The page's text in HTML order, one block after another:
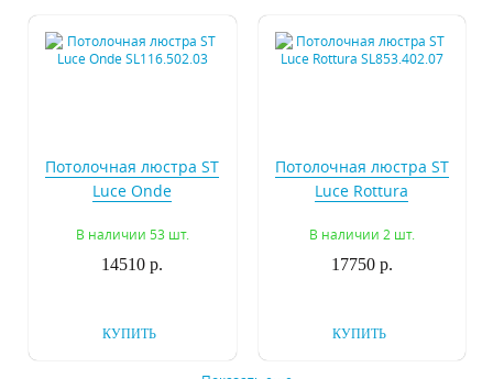
Потолочная люстра ST
Luce Onde
В наличии 53 шт.
14510 р.
КУПИТЬ
Потолочная люстра ST
Luce Rottura
В наличии 2 шт.
17750 р.
КУПИТЬ